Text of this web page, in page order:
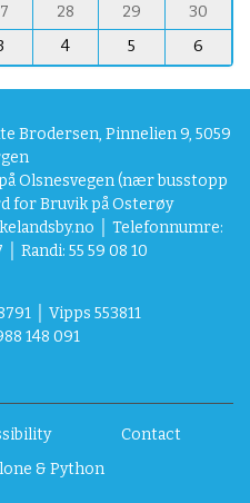
28 29
30
4 5 6
Brodersen, Pinnelien 9, 5059
Olsnesvegen (nær busstopp
for Bruvik på Osterøy
│ Telefonnumre:
Randi: 55 59 08 10
│ Vipps 553811
148 091
Contact
& Python